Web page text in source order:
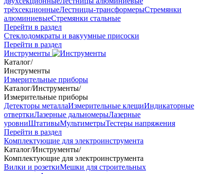
трёхсекционныеЛестницы-трансформерыСтремянки
алюминиевыеСтремянки стальные
Перейти в раздел
Стеклодомкраты и вакуумные присоски
Перейти в раздел
Инструменты
Каталог/
Инструменты
Измерительные приборы
Каталог/Инструменты/
Измерительные приборы
Детекторы металлаИзмерительные клещиИндикаторные
отверткиЛазерные дальномерыЛазерные
уровниШтативыМультиметрыТестеры напряжения
Перейти в раздел
Комплектующие для электроинструмента
Каталог/Инструменты/
Комплектующие для электроинструмента
Вилки и розеткиМешки для строительных